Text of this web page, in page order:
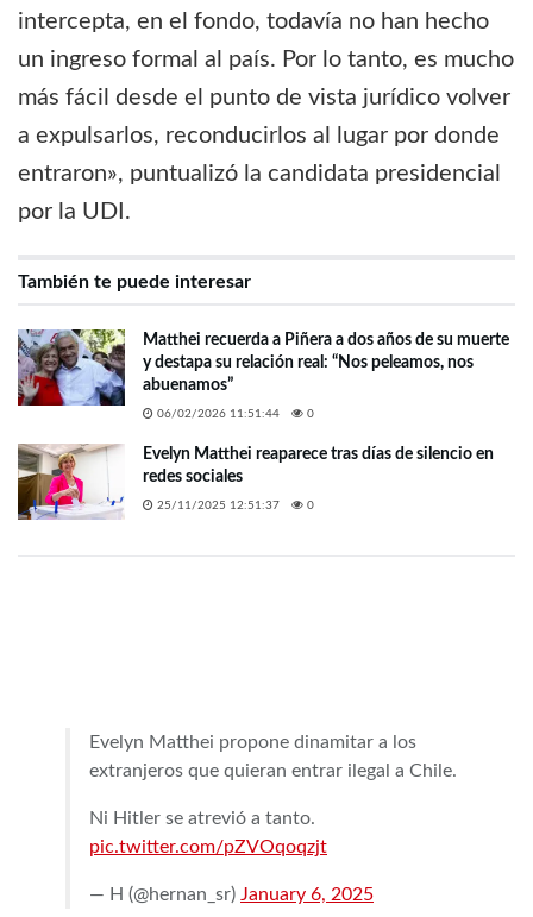
intercepta, en el fondo, todavía no han hecho
un ingreso formal al país. Por lo tanto, es mucho
más fácil desde el punto de vista jurídico volver
a expulsarlos, reconducirlos al lugar por donde
entraron», puntualizó la candidata presidencial
por la UDI.
También te puede interesar
Matthei recuerda a Piñera a dos años de su muerte
y destapa su relación real: “Nos peleamos, nos
abuenamos”
06/02/2026 11:51:44 0
Evelyn Matthei reaparece tras días de silencio en
redes sociales
25/11/2025 12:51:37 0
Evelyn Matthei propone dinamitar a los
extranjeros que quieran entrar ilegal a Chile.
Ni Hitler se atrevió a tanto.
pic.twitter.com/pZVOqoqzjt
— H (@hernan_sr) January 6, 2025